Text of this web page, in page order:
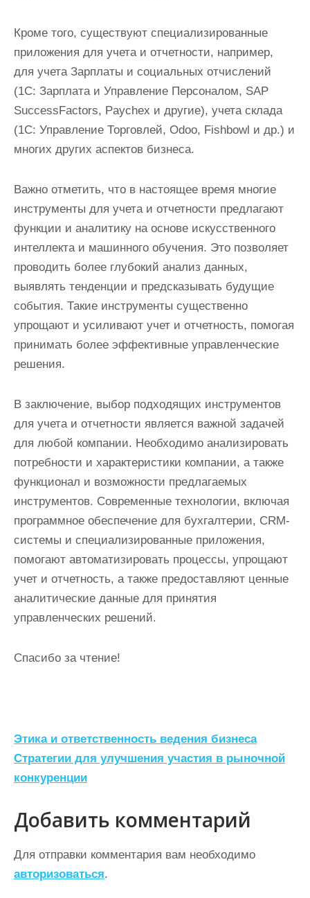
Кроме того, существуют специализированные
приложения для учета и отчетности, например,
для учета Зарплаты и социальных отчислений
(1С: Зарплата и Управление Персоналом, SAP
SuccessFactors, Paychex и другие), учета склада
(1С: Управление Торговлей, Odoo, Fishbowl и др.) и
многих других аспектов бизнеса.
Важно отметить, что в настоящее время многие
инструменты для учета и отчетности предлагают
функции и аналитику на основе искусственного
интеллекта и машинного обучения. Это позволяет
проводить более глубокий анализ данных,
выявлять тенденции и предсказывать будущие
события. Такие инструменты существенно
упрощают и усиливают учет и отчетность, помогая
принимать более эффективные управленческие
решения.
В заключение, выбор подходящих инструментов
для учета и отчетности является важной задачей
для любой компании. Необходимо анализировать
потребности и характеристики компании, а также
функционал и возможности предлагаемых
инструментов. Современные технологии, включая
программное обеспечение для бухгалтерии, CRM-
системы и специализированные приложения,
помогают автоматизировать процессы, упрощают
учет и отчетность, а также предоставляют ценные
аналитические данные для принятия
управленческих решений.
Спасибо за чтение!
Н
а
в
и
г
а
ц
Этика и ответственность ведения бизнеса
Стратегии для улучшения участия в рыночной
конкуренции
Добавить комментарий
Для отправки комментария вам необходимо
авторизоваться.